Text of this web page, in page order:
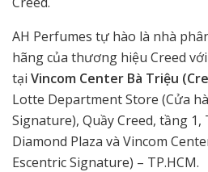
AH Perfumes tự hào là nhà
hãng của thương hiệu Creed
tại Vincom Center Bà Triệu
Lotte Department Store (Cửa
Signature), Quầy Creed, tầng
Diamond Plaza và Vincom
Escentric Signature) – TP.HCM.